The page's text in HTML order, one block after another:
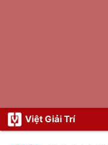
Việt Giải Trí